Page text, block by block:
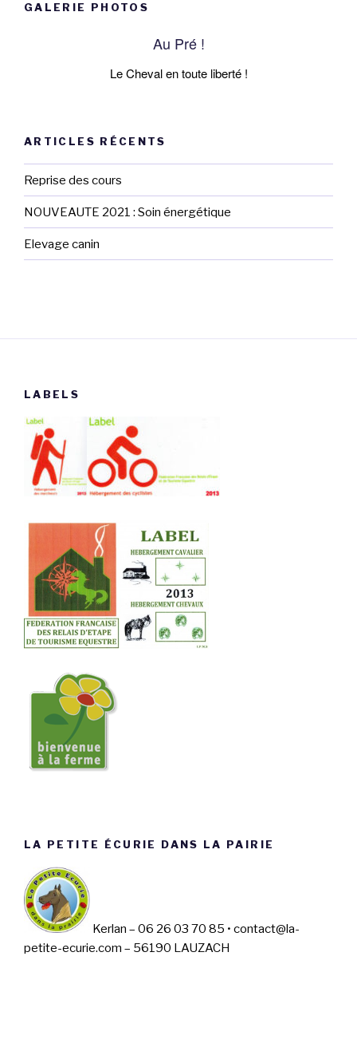
GALERIE PHOTOS
Au Pré !
Le Cheval en toute liberté !
ARTICLES RÉCENTS
Reprise des cours
NOUVEAUTE 2021 : Soin énergétique
Elevage canin
LABELS
LA PETITE ÉCURIE DANS LA PAIRIE
Kerlan – 06 26 03 70 85 • contact@la-
petite-ecurie.com – 56190 LAUZACH